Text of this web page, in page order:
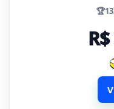
🏆